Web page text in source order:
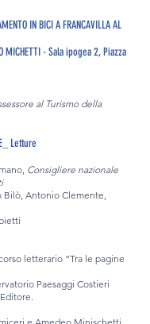
IN BICI A FRANCAVILLA AL
MICHETTI - Sala ipogea 2, Piazza
al Turismo della
Letture
Consigliere nazionale
Bilò, Antonio Clemente,
letterario “Tra le pagine
Paesaggi Costieri